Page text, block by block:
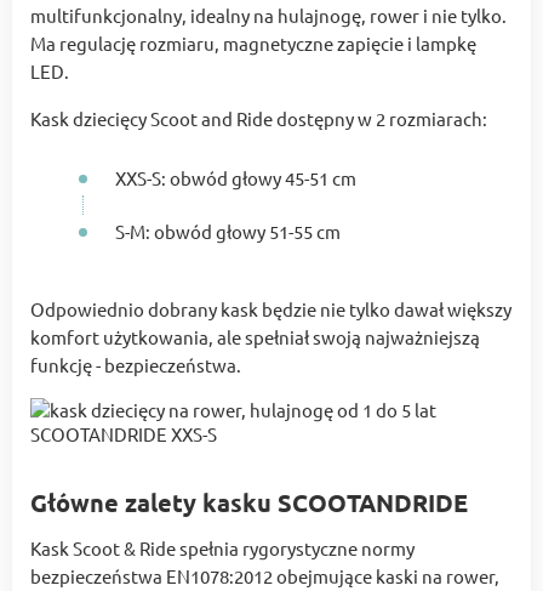
multifunkcjonalny, idealny na hulajnogę, rower i nie tylko.
Ma regulację rozmiaru, magnetyczne zapięcie i lampkę
LED.
Kask dziecięcy Scoot and Ride dostępny w 2 rozmiarach:
XXS-S: obwód głowy 45-51 cm
S-M: obwód głowy 51-55 cm
Odpowiednio dobrany kask będzie nie tylko dawał większy
komfort użytkowania, ale spełniał swoją najważniejszą
funkcję - bezpieczeństwa.
Główne zalety kasku SCOOTANDRIDE
Kask Scoot & Ride spełnia rygorystyczne normy
bezpieczeństwa EN1078:2012 obejmujące kaski na rower,